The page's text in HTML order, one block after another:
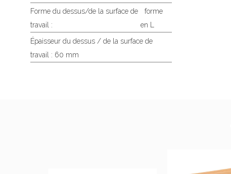
Forme du dessus/de la surface de
travail :
forme
en L
Épaisseur du dessus / de la surface de
travail : 60 mm